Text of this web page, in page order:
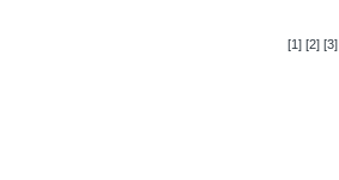
[1] [2] [3]